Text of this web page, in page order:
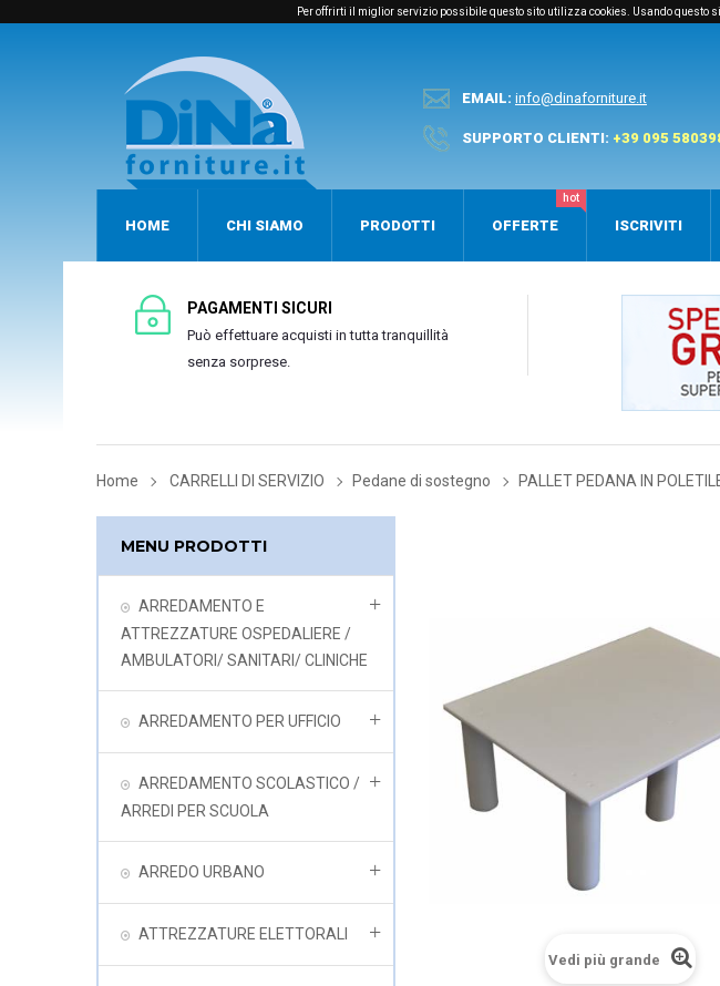
Per offrirti il miglior servizio possibile questo sito utilizza cookies. Usando questo
EMAIL: info@dinaforniture.it
SUPPORTO CLIENTI: +39 095
HOME CHI SIAMO PRODOTTI OFFERTE
hot
ISCRIVITI
PAGAMENTI SICURI
Può effettuare acquisti in tutta tranquillità
senza sorprese.
Home CARRELLI DI SERVIZIO Pedane di sostegno PALLET PEDANA IN
MENU PRODOTTI
ARREDAMENTO E
ATTREZZATURE OSPEDALIERE /
AMBULATORI/ SANITARI/ CLINICHE
ARREDAMENTO PER UFFICIO
ARREDAMENTO SCOLASTICO /
ARREDI PER SCUOLA
ARREDO URBANO
ATTREZZATURE ELETTORALI
Vedi più grande